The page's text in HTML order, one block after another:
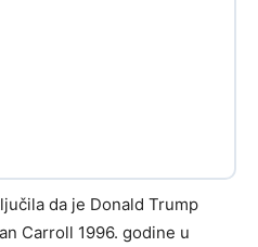
da je Donald Trump
Carroll 1996. godine u